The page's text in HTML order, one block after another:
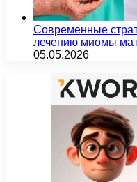
Современные
лечению миомы
05.05.2026